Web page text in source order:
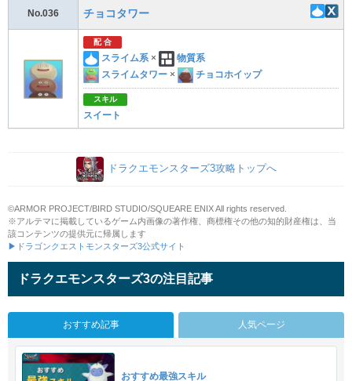
No.036 チョコタワー
配 合
スライム系 ×
物質系
スライムタワー × チョコホイップ
スキル
スイート
ドラクエモンスターズ3攻略トップへ
©ARMOR PROJECT/BIRD STUDIO/SQUEARE ENIX All rights reserved.
※アルテマに掲載しているゲーム内画像の著作権、商標権その他の知的財産権は、当
該コンテンツの提供元に帰属します
▶ドラゴンクエストモンスターズ3公式サイト
ドラクエモンスターズ3の注目記事
おすすめ記事 人気ページ
おすすめ最強スキル